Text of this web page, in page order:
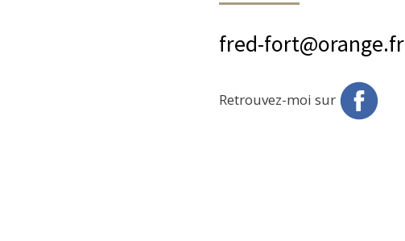
fred-fort@orange.fr
Retrouvez-moi sur